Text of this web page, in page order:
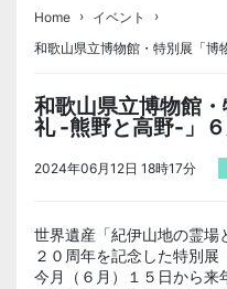
Home › イベント
›
和歌山県立博物館・特別展「
和歌山県立博物館
礼 -熊野と高野-」
2024年06月12日 18時17分
世界遺産「紀伊山地の霊場
２０周年を記念した特別
今月（６月）１５日から来